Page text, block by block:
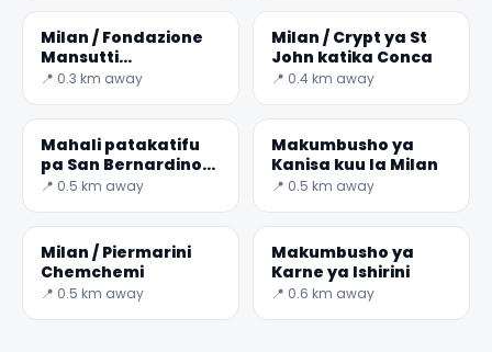
Milan / Fondazione
Mansutti
Makumbusho
📍 0.3 km away
Milan / Crypt ya St
John katika Conca
📍 0.4 km away
Mahali patakatifu
pa San Bernardino
alle Ossa
📍 0.5 km away
Makumbusho ya
Kanisa kuu la Milan
📍 0.5 km away
Milan / Piermarini
Chemchemi
📍 0.5 km away
Makumbusho ya
Karne ya Ishirini
📍 0.6 km away
✕